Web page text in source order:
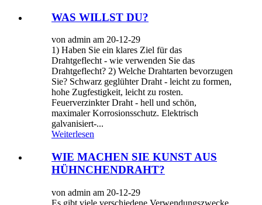
WAS WILLST DU?
von admin am 20-12-29
1) Haben Sie ein klares Ziel für das
Drahtgeflecht - wie verwenden Sie das
Drahtgeflecht? 2) Welche Drahtarten bevorzugen
Sie? Schwarz geglühter Draht - leicht zu formen,
hohe Zugfestigkeit, leicht zu rosten.
Feuerverzinkter Draht - hell und schön,
maximaler Korrosionsschutz. Elektrisch
galvanisiert-...
Weiterlesen
WIE MACHEN SIE KUNST AUS
HÜHNCHENDRAHT?
von admin am 20-12-29
Es gibt viele verschiedene Verwendungszwecke